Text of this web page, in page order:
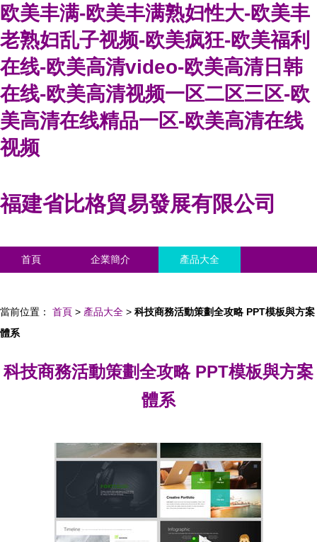
欧美丰满-欧美丰满熟妇性大-欧美丰
老熟妇乱子视频-欧美疯狂-欧美福利
在线-欧美高清video-欧美高清日韩
在线-欧美高清视频一区二区三区-欧
美高清在线精品一区-欧美高清在线
视频
福建省比格貿易發展有限公司
首頁 企業簡介 產品大全
當前位置： 首頁 > 產品大全 > 科技商務活動策劃全攻略 PPT模板與方案
體系
科技商務活動策劃全攻略 PPT模板與方案
體系